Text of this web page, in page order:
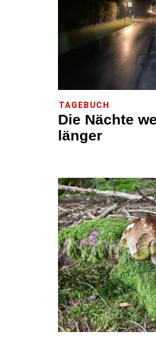
TAGEBUCH
Die Nächte
länger